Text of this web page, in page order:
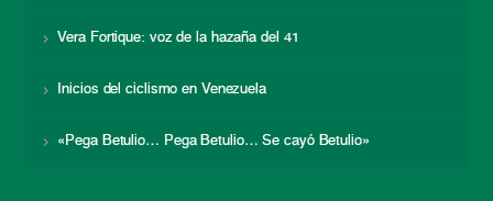
Vera Fortique: voz de la hazaña del 41
Inicios del ciclismo en Venezuela
«Pega Betulio… Pega Betulio… Se cayó Betulio»